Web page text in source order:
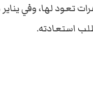
تعود لها، وفي
استعادته.